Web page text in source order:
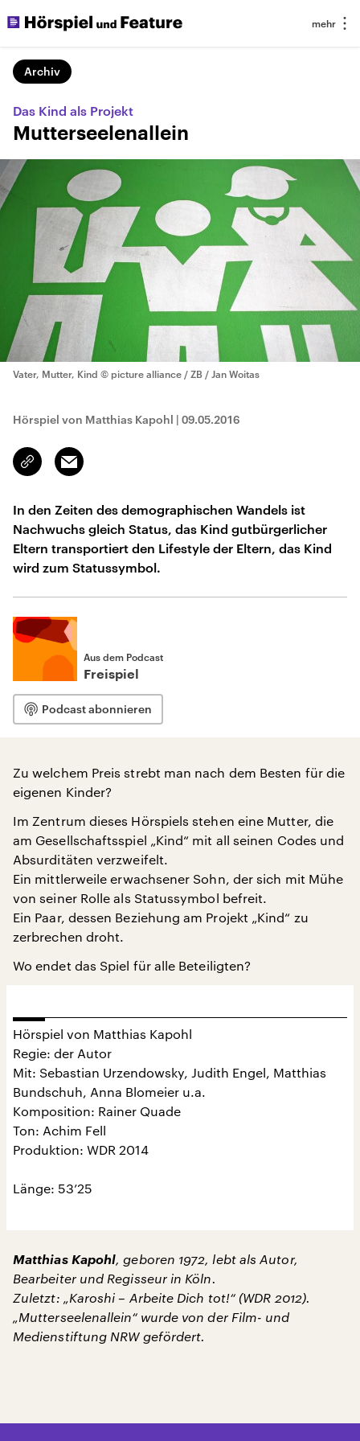
Archiv
Das Kind als Projekt
Mutterseelenallein
Vater, Mutter, Kind © picture alliance / ZB / Jan Woitas
Hörspiel von Matthias Kapohl | 09.05.2016
Link
kopieren/teilen
Email
In den Zeiten des demographischen Wandels ist
Nachwuchs gleich Status, das Kind gutbürgerlicher
Eltern transportiert den Lifestyle der Eltern, das Kind
wird zum Statussymbol.
Aus dem Podcast
Freispiel
Podcast abonnieren
Zu welchem Preis strebt man nach dem Besten für die
eigenen Kinder?
Im Zentrum dieses Hörspiels stehen eine Mutter, die
am Gesellschaftsspiel „Kind“ mit all seinen Codes und
Absurditäten verzweifelt.
Ein mittlerweile erwachsener Sohn, der sich mit Mühe
von seiner Rolle als Statussymbol befreit.
Ein Paar, dessen Beziehung am Projekt „Kind“ zu
zerbrechen droht.
Wo endet das Spiel für alle Beteiligten?
Hörspiel von Matthias Kapohl
Regie: der Autor
Mit: Sebastian Urzendowsky, Judith Engel, Matthias
Bundschuh, Anna Blomeier u.a.
Komposition: Rainer Quade
Ton: Achim Fell
Produktion: WDR 2014
Länge: 53’25
Matthias Kapohl, geboren 1972, lebt als Autor,
Bearbeiter und Regisseur in Köln.
Zuletzt: „Karoshi – Arbeite Dich tot!“ (WDR 2012).
„Mutterseelenallein“ wurde von der Film- und
Medienstiftung NRW gefördert.